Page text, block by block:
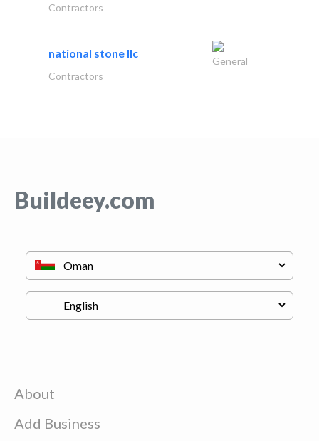
Contractors
national stone llc
General
Contractors
Buildeey.com
About
Add Business